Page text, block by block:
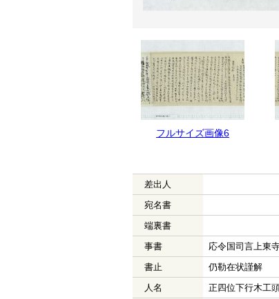
フルサイズ画像6
差出人
宛名書
端裏書
事書
応令国司言上東
書止
仍勒在状謹解
人名
正四位下行木工